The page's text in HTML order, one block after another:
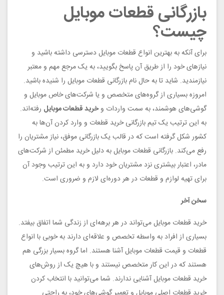
بازرگانی قطعات موبایل
چیست؟
برای آنکه به بهترین انواع قطعات موبایل دسترسی داشته باشید و
نیازهای خود را از طریق آن پاسخ بگویید، به یک مرجع مهم و معتبر
نیازمندید. شاید تا به حال نام بازرگانی قطعات موبایل را شنیده باشید.
امروزه بسیاری از گروه‌های متخصص و یا شرکت‌های خاص موبایل و
گوشی‌های هوشمند، به سمت واردات وخرید قطعات موبایل رفته‌اند.
به این ترتیب یک تیم بازرگانی خرید قطعات و وارد کردن آن‌ها به
کشور شکل گرفته است که در قالب یک بازرگانی موفق، نیاز مشتریان را
رفع می‌کند. بازرگانی قطعات موبایل به دلیل خرید مطمئن از شرکت‌های
مادر، اعتبار بیشتری نزد مشتریان خود دارد و به این ترتیب وجود آن
برای تهیه لوازم و قطعات در هر دوره‌ای لازم و ضروری است.
سخن آخر
خرید قطعات موبایل می‌تواند در هر برهه‌ای از زندگی شما اتفاق بیفتد.
بسیاری از افراد به واسطه تخصص و علاقه‌ای دارند به خوبی با انواع
قطعات و قیمت قطعات موبایل آشنا هستند. اما گروه بسیار بزرگی هم
هستند که در این کار متخصص نیستند و با هیچ یک از روش‌های
خرید قطعات موبایل آشنایی ندارند. شما می‌توانید با انتخاب کردن